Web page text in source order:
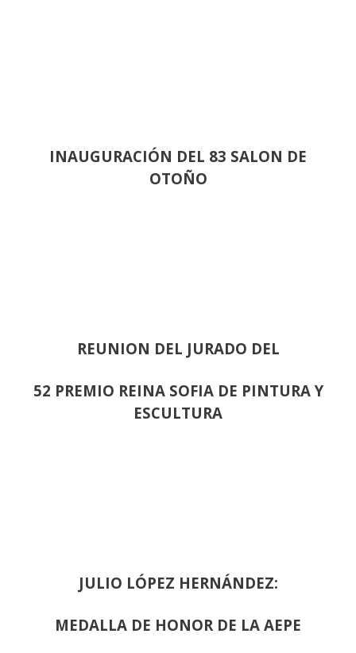
INAUGURACIÓN DEL 83 SALON DE
OTOÑO
REUNION DEL JURADO DEL
52 PREMIO REINA SOFIA DE PINTURA Y
ESCULTURA
JULIO LÓPEZ HERNÁNDEZ:
MEDALLA DE HONOR DE LA AEPE